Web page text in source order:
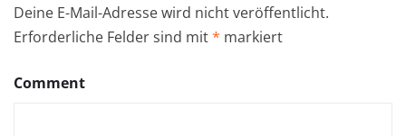
Deine E-Mail-Adresse wird nicht veröffentlicht.
Erforderliche Felder sind mit* markiert
Comment